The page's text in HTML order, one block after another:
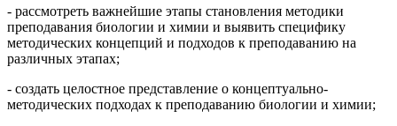
- рассмотреть важнейшие этапы становления методики
преподавания биологии и химии и выявить специфику
методических концепций и подходов к преподаванию на
различных этапах;
- создать целостное представление о концептуально-
методических подходах к преподаванию биологии и химии;